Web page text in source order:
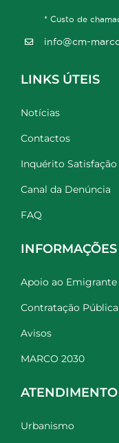
* Custo de
info@cm-
LINKS ÚTEIS
Notícias
Contactos
Inquérito Satisfação
Canal da Denúncia
FAQ
INFORMAÇÕES
Apoio ao Emigrante
Contratação Pública
Avisos
MARCO 2030
ATENDIMENTO
Urbanismo